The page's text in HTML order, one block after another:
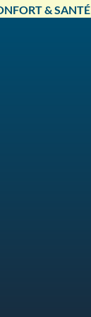
& SANTÉ